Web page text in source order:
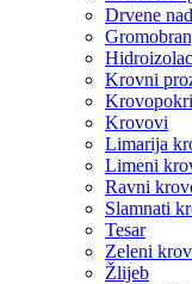
Drvene
Krovni
Krovovi
Limarija
Limeni
Ravni
Slamnati
Tesar
Zeleni
Žlijeb